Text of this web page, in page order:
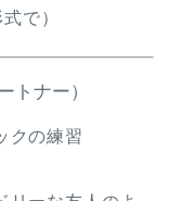
で）
トナー）
クの練習